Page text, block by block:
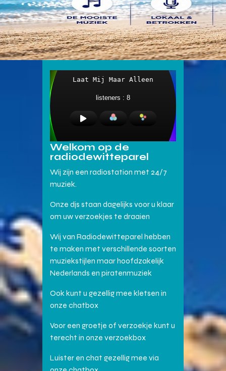
Welkom op de
radiodewitteparel
Wij zijn een radiostation met 24/7
muziek.
Onze djs staan dagelijks voor u klaar
om uw verzoekjes te draaien
Wij van Radiodewitteparel hebben
te maken met verschillende soorten
muziekstijlen maar hoofdzakelijk
Nederlands en piratenmuziek
Ook kunt u gezellig mee kletsen in
onze chatbox
Voor een groetje of verzoekje kunt u
terecht in onze verzoekbox
Luister en chat gezellig mee via